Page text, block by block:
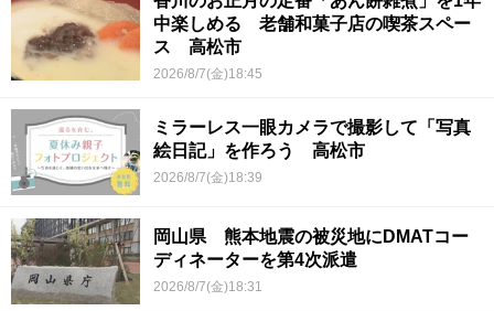
中楽しめる 老舗和菓子店の喫茶スペー
ス 高松市
2026/8/7(金)18:45
ミラーレス一眼カメラで撮影して「写真
絵日記」を作ろう 高松市
2026/8/7(金)18:39
岡山県 熊本地震の被災地にDMATコー
ディネーターを第4次派遣
2026/8/7(金)18:31